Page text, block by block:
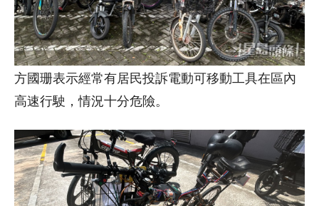
方國珊表示經常有居民投訴電動可移動工具在區內
高速行駛，情況十分危險。